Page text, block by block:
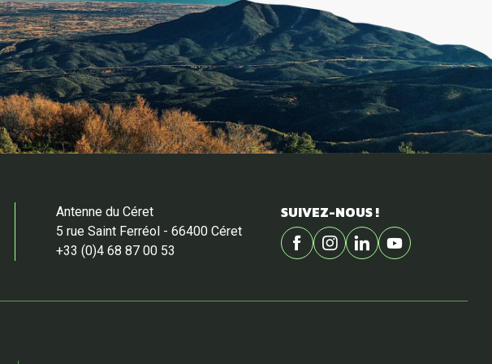
Antenne du Céret
5 rue Saint Ferréol - 66400 Céret
+33 (0)4 68 87 00 53
SUIVEZ-NOUS !